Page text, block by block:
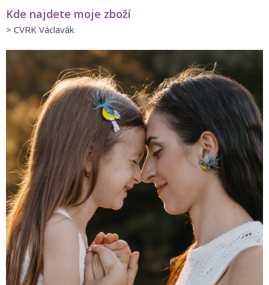
Kde najdete moje zboží
> CVRK Václavák